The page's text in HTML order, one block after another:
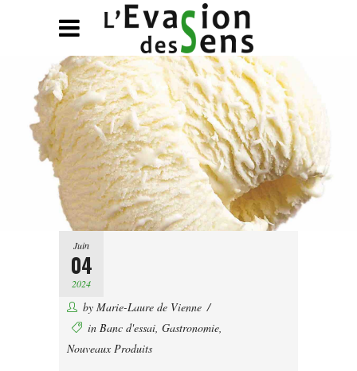
Juin
04
2024
by Marie-Laure de Vienne
in Banc d'essai, Gastronomie,
Nouveaux Produits